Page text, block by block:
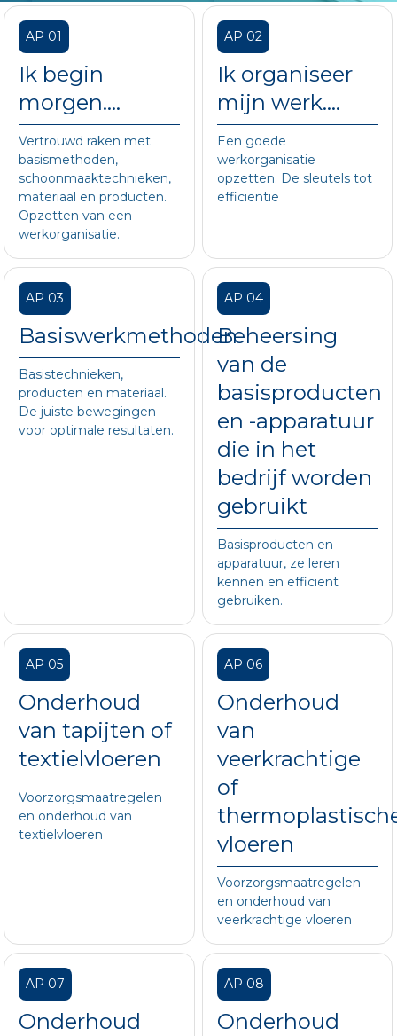
AP 01
Ik begin
morgen....
Vertrouwd raken met
basismethoden,
schoonmaaktechnieken,
materiaal en producten.
Opzetten van een
werkorganisatie.
AP 02
Ik organiseer
mijn werk....
Een goede
werkorganisatie
opzetten. De sleutels tot
efficiëntie
AP 03
Basiswerkmethoden
Basistechnieken,
producten en materiaal.
De juiste bewegingen
voor optimale resultaten.
AP 04
Beheersing
van de
basisproducten
en -apparatuur
die in het
bedrijf worden
gebruikt
Basisproducten en -
apparatuur, ze leren
kennen en efficiënt
gebruiken.
AP 05
Onderhoud
van tapijten of
textielvloeren
Voorzorgsmaatregelen
en onderhoud van
textielvloeren
AP 06
Onderhoud
van
veerkrachtige
of
vloeren
Voorzorgsmaatregelen
en onderhoud van
veerkrachtige vloeren
AP 07
Onderhoud
AP 08
Onderhoud